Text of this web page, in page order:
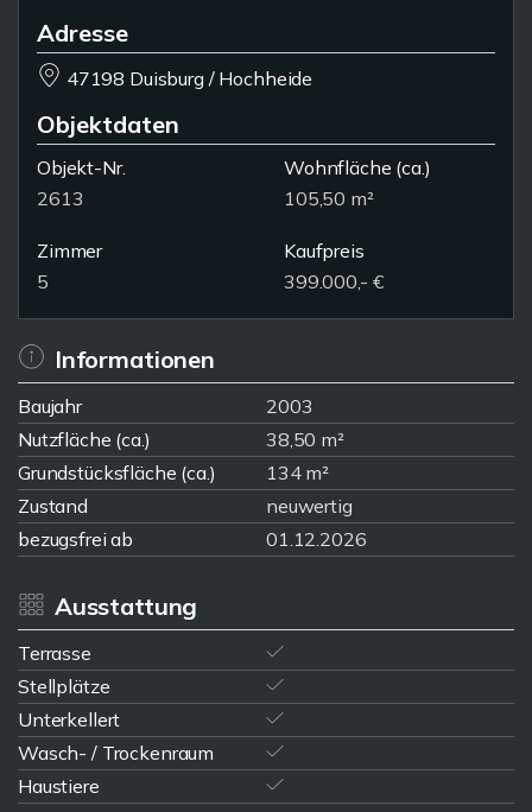
Adresse
47198 Duisburg / Hochheide
Objektdaten
Objekt-Nr.
2613
Wohnfläche (ca.)
105,50 m²
Zimmer
5
Kaufpreis
399.000,- €
Informationen
Baujahr
2003
Nutzfläche (ca.)
38,50 m²
Grundstücksfläche (ca.)
134 m²
Zustand
neuwertig
bezugsfrei ab
01.12.2026
Ausstattung
Terrasse
Stellplätze
Unterkellert
Wasch- / Trockenraum
Haustiere